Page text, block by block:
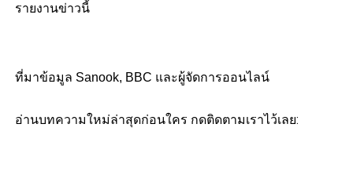
รายงานข่าวนี้
ที่มาข้อมูล Sanook, BBC และผู้จัดการออนไลน์
อ่านบทความใหม่ล่าสุดก่อนใคร กดติดตามเราไว้เลย: